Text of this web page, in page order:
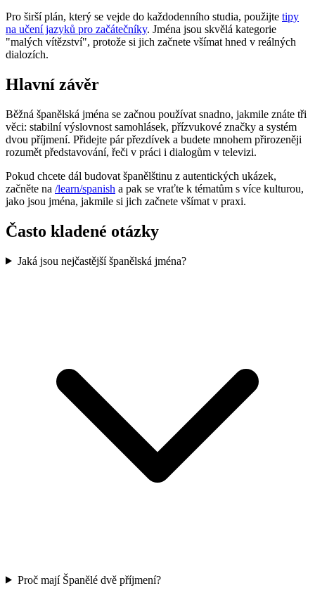
Pro širší plán, který se vejde do každodenního studia, použijte tipy
na učení jazyků pro začátečníky. Jména jsou skvělá kategorie
"malých vítězství", protože si jich začnete všímat hned v reálných
dialozích.
Hlavní závěr
Běžná španělská jména se začnou používat snadno, jakmile znáte tři
věci: stabilní výslovnost samohlásek, přízvukové značky a systém
dvou příjmení. Přidejte pár přezdívek a budete mnohem přirozeněji
rozumět představování, řeči v práci i dialogům v televizi.
Pokud chcete dál budovat španělštinu z autentických ukázek,
začněte na /learn/spanish a pak se vraťte k tématům s více kulturou,
jako jsou jména, jakmile si jich začnete všímat v praxi.
Často kladené otázky
Jaká jsou nejčastější španělská jména?
Proč mají Španělé dvě příjmení?